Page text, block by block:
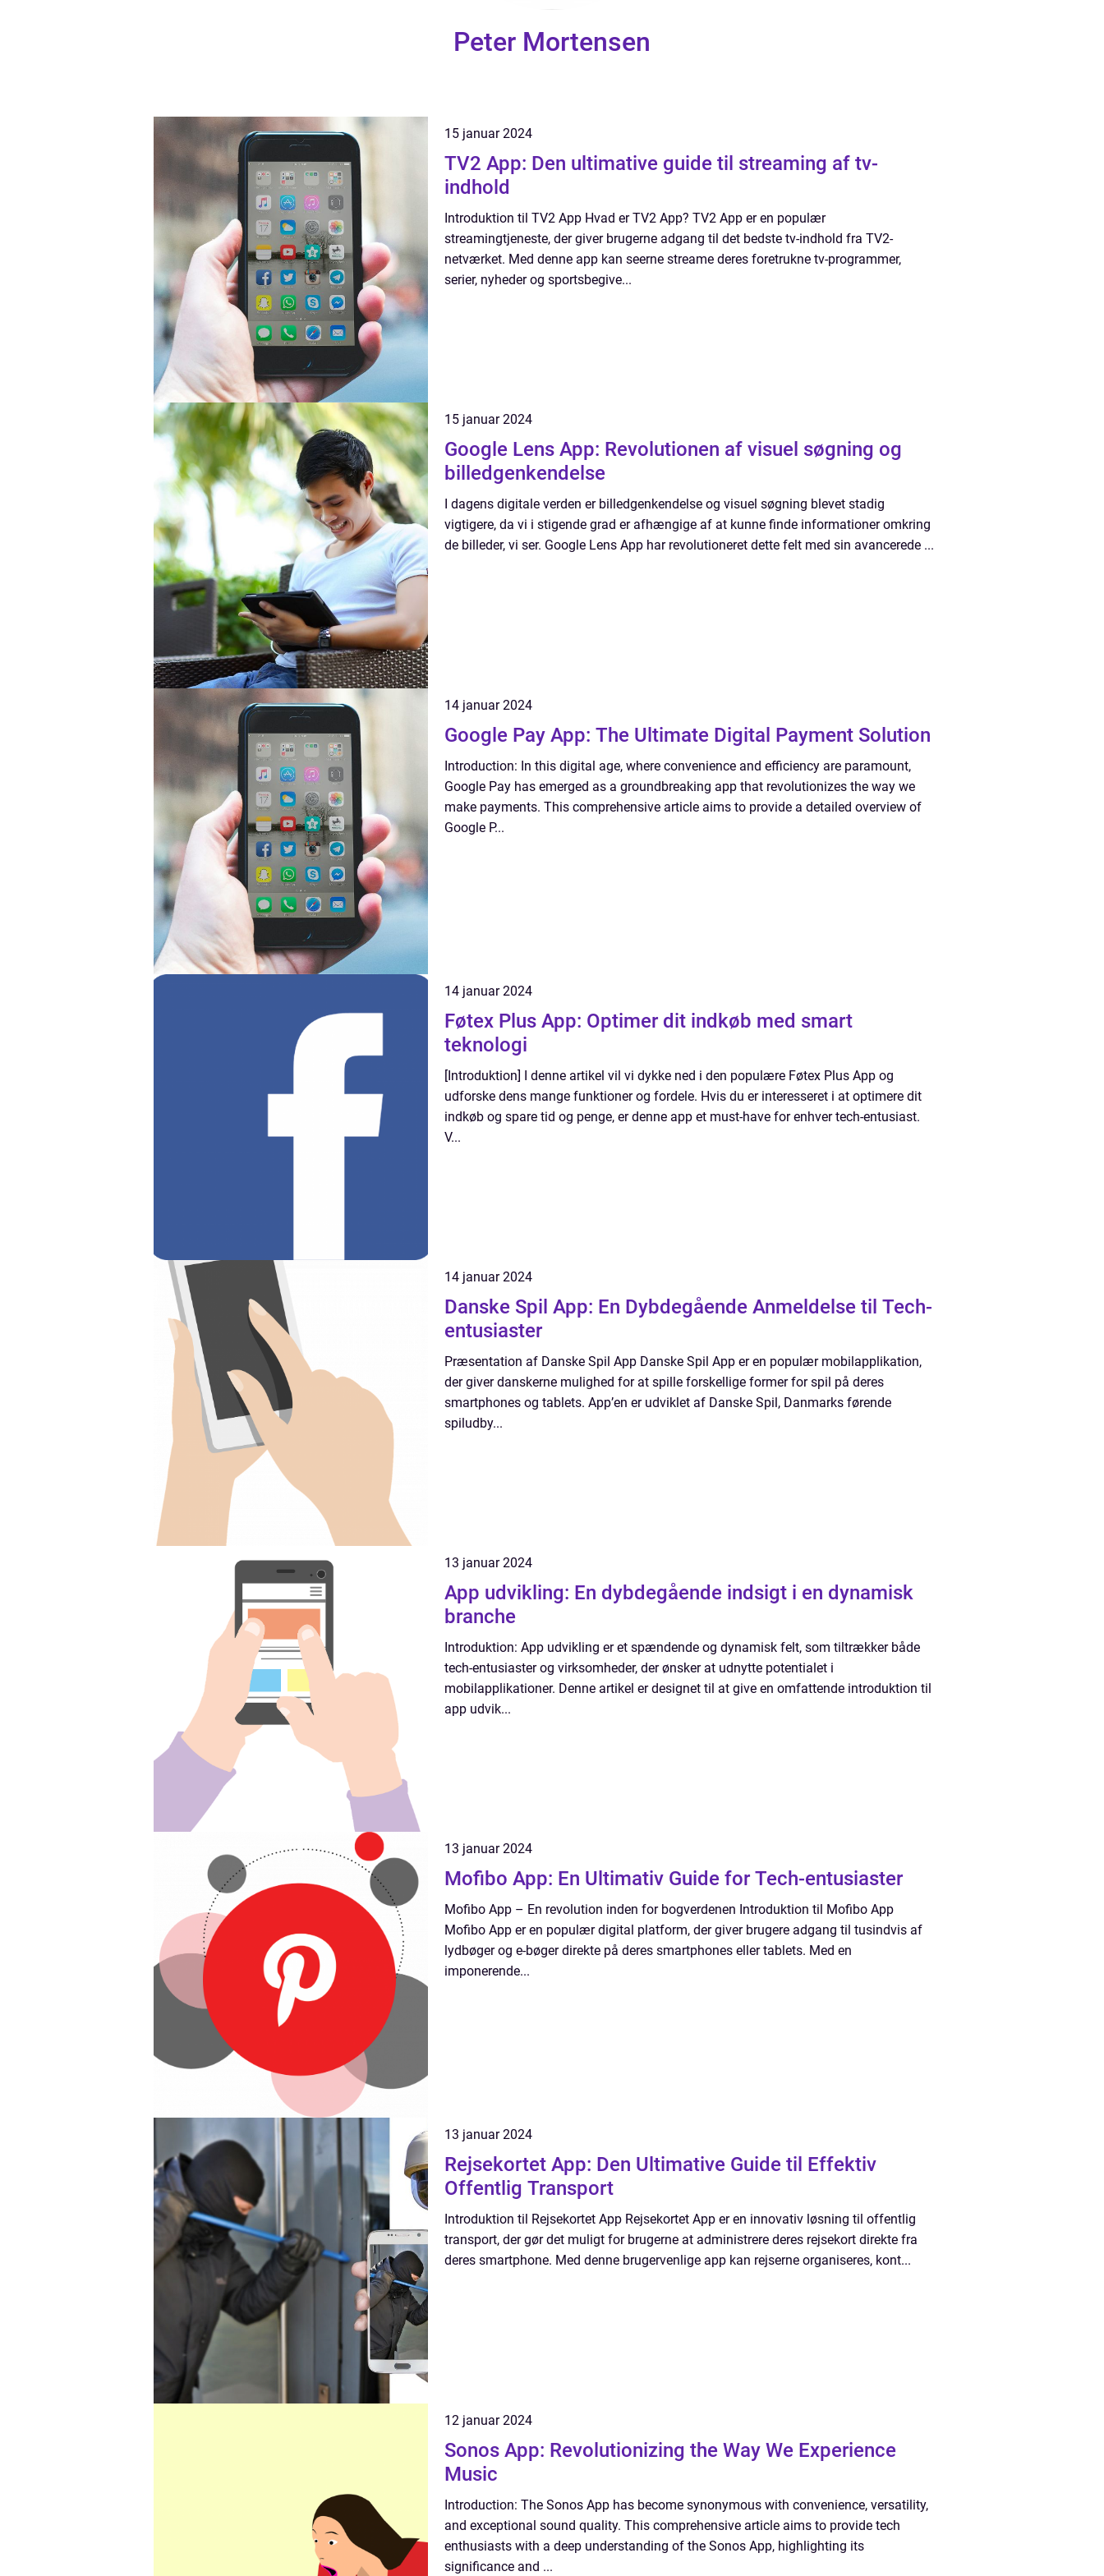
Peter Mortensen
15 januar 2024
TV2 App: Den ultimative guide til streaming af tv-
indhold
Introduktion til TV2 App Hvad er TV2 App? TV2 App er en populær
streamingtjeneste, der giver brugerne adgang til det bedste tv-indhold fra TV2-
netværket. Med denne app kan seerne streame deres foretrukne tv-programmer,
serier, nyheder og sportsbegive...
15 januar 2024
Google Lens App: Revolutionen af visuel søgning og
billedgenkendelse
I dagens digitale verden er billedgenkendelse og visuel søgning blevet stadig
vigtigere, da vi i stigende grad er afhængige af at kunne finde informationer omkring
de billeder, vi ser. Google Lens App har revolutioneret dette felt med sin avancerede ...
14 januar 2024
Google Pay App: The Ultimate Digital Payment Solution
Introduction: In this digital age, where convenience and efficiency are paramount,
Google Pay has emerged as a groundbreaking app that revolutionizes the way we
make payments. This comprehensive article aims to provide a detailed overview of
Google P...
14 januar 2024
Føtex Plus App: Optimer dit indkøb med smart
teknologi
[Introduktion] I denne artikel vil vi dykke ned i den populære Føtex Plus App og
udforske dens mange funktioner og fordele. Hvis du er interesseret i at optimere dit
indkøb og spare tid og penge, er denne app et must-have for enhver tech-entusiast.
V...
14 januar 2024
Danske Spil App: En Dybdegående Anmeldelse til Tech-
entusiaster
Præsentation af Danske Spil App Danske Spil App er en populær mobilapplikation,
der giver danskerne mulighed for at spille forskellige former for spil på deres
smartphones og tablets. App’en er udviklet af Danske Spil, Danmarks førende
spiludby...
13 januar 2024
App udvikling: En dybdegående indsigt i en dynamisk
branche
Introduktion: App udvikling er et spændende og dynamisk felt, som tiltrækker både
tech-entusiaster og virksomheder, der ønsker at udnytte potentialet i
mobilapplikationer. Denne artikel er designet til at give en omfattende introduktion til
app udvik...
13 januar 2024
Mofibo App: En Ultimativ Guide for Tech-entusiaster
Mofibo App – En revolution inden for bogverdenen Introduktion til Mofibo App
Mofibo App er en populær digital platform, der giver brugere adgang til tusindvis af
lydbøger og e-bøger direkte på deres smartphones eller tablets. Med en
imponerende...
13 januar 2024
Rejsekortet App: Den Ultimative Guide til Effektiv
Offentlig Transport
Introduktion til Rejsekortet App Rejsekortet App er en innovativ løsning til offentlig
transport, der gør det muligt for brugerne at administrere deres rejsekort direkte fra
deres smartphone. Med denne brugervenlige app kan rejserne organiseres, kont...
12 januar 2024
Sonos App: Revolutionizing the Way We Experience
Music
Introduction: The Sonos App has become synonymous with convenience, versatility,
and exceptional sound quality. This comprehensive article aims to provide tech
enthusiasts with a deep understanding of the Sonos App, highlighting its
significance and ...